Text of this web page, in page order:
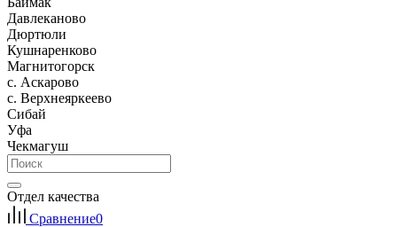
Давлеканово
Дюртюли
Кушнаренково
Магнитогорск
с. Аскарово
с. Верхнеяркеево
Сибай
Уфа
Чекмагуш
Отдел качества
Сравнение0